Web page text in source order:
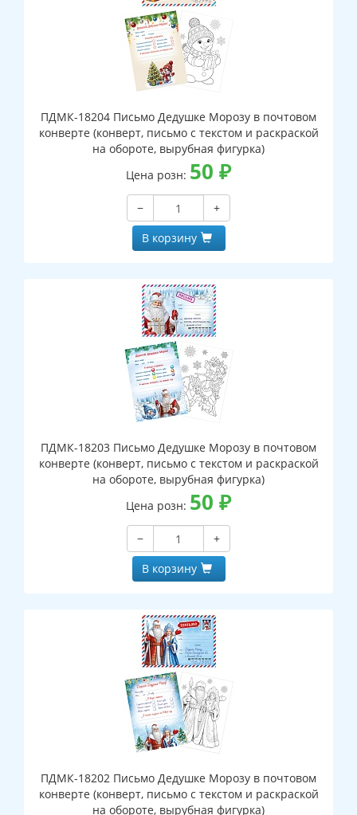
ПДМК-18204 Письмо Дедушке Морозу в почтовом
конверте (конверт, письмо с текстом и раскраской
на обороте, вырубная фигурка)
Цена розн: 50 ₽
−
+
В корзину
ПДМК-18203 Письмо Дедушке Морозу в почтовом
конверте (конверт, письмо с текстом и раскраской
на обороте, вырубная фигурка)
Цена розн: 50 ₽
−
+
В корзину
ПДМК-18202 Письмо Дедушке Морозу в почтовом
конверте (конверт, письмо с текстом и раскраской
на обороте, вырубная фигурка)